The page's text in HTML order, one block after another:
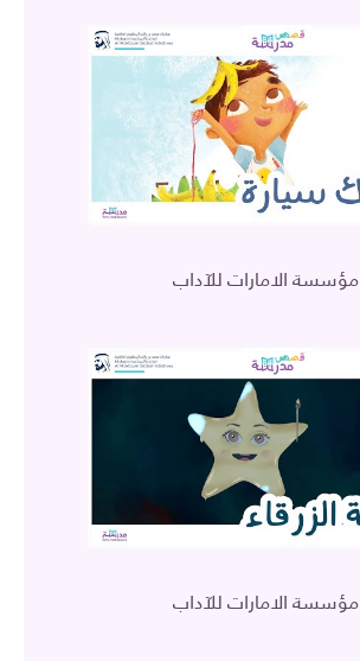
مؤسسة الامارات للآداب
مؤسسة الامارات للآداب